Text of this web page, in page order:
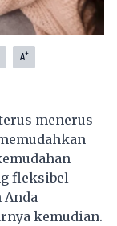
A+
menerus
fleksibel
Anda
kemudian.